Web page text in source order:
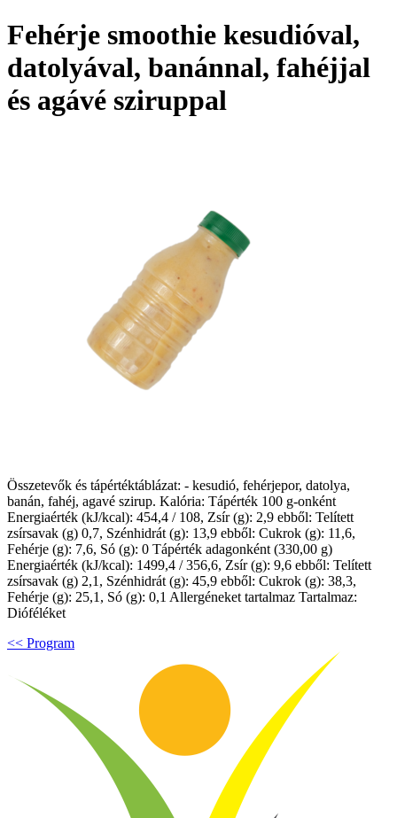
Fehérje smoothie kesudióval,
datolyával, banánnal, fahéjjal
és agávé sziruppal
Összetevők és tápértéktáblázat: - kesudió, fehérjepor, datolya,
banán, fahéj, agavé szirup. Kalória: Tápérték 100 g-onként
Energiaérték (kJ/kcal): 454,4 / 108, Zsír (g): 2,9 ebből: Telített
zsírsavak (g) 0,7, Szénhidrát (g): 13,9 ebből: Cukrok (g): 11,6,
Fehérje (g): 7,6, Só (g): 0 Tápérték adagonként (330,00 g)
Energiaérték (kJ/kcal): 1499,4 / 356,6, Zsír (g): 9,6 ebből: Telített
zsírsavak (g) 2,1, Szénhidrát (g): 45,9 ebből: Cukrok (g): 38,3,
Fehérje (g): 25,1, Só (g): 0,1 Allergéneket tartalmaz Tartalmaz:
Dióféléket
<< Program